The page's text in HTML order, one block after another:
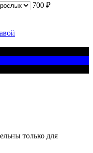
700 ₽
только для